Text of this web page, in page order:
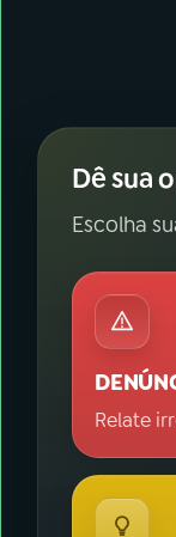
Dê sua
Escolha
Relate